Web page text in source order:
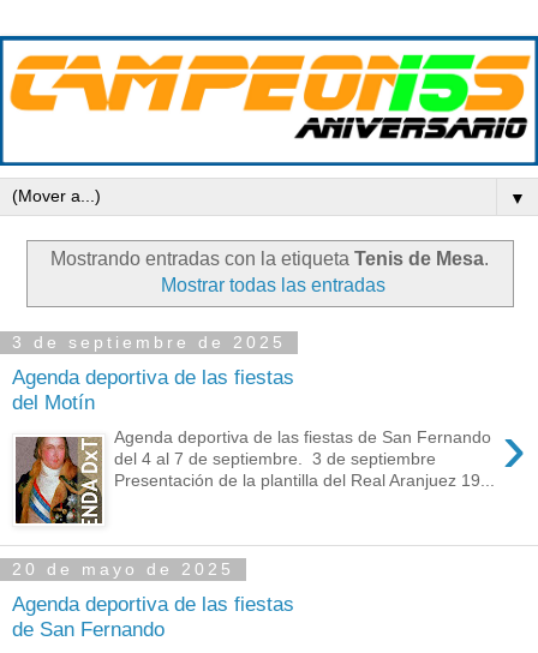
▼
Mostrando entradas con la etiqueta Tenis de Mesa.
Mostrar todas las entradas
3 de septiembre de 2025
Agenda deportiva de las fiestas
del Motín
›
Agenda deportiva de las fiestas de San Fernando
del 4 al 7 de septiembre. 3 de septiembre
Presentación de la plantilla del Real Aranjuez 19...
20 de mayo de 2025
Agenda deportiva de las fiestas
de San Fernando